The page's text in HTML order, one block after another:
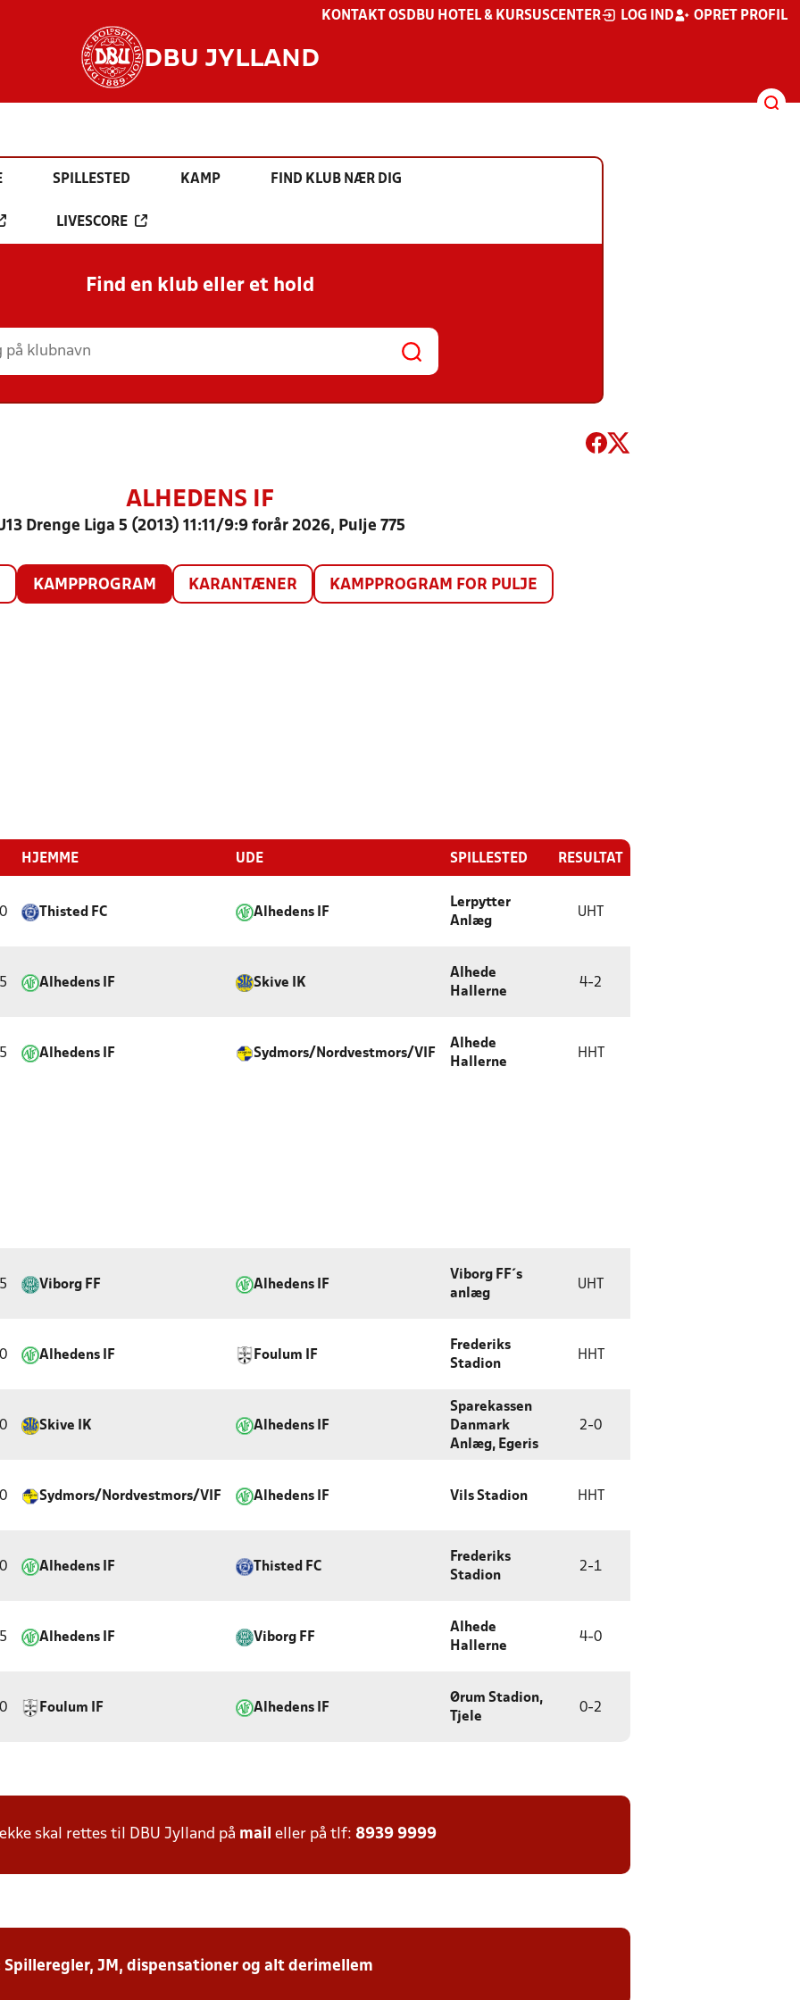
KONTAKT OS DBU HOTEL & KURSUSCENTER LOG IND OPRET PROFIL
DBU JYLLAND
SPILLESTED KAMP FIND KLUB NÆR DIG
LIVESCORE
Find en klub eller et hold
ALHEDENS IF
Drenge Liga 5 (2013) 11:11/9:9 forår 2026, Pulje 775
KAMPPROGRAM KARANTÆNER KAMPPROGRAM FOR PULJE
HJEMME UDE SPILLESTED RESULTAT
Thisted FC Alhedens IF
Lerpytter
Anlæg
UHT
Alhedens IF Skive IK
Alhede
Hallerne
4-2
Alhedens IF Sydmors/Nordvestmors/VIF
Alhede
Hallerne
HHT
Viborg FF Alhedens IF
Viborg FF´s
anlæg
UHT
Alhedens IF Foulum IF
Frederiks
Stadion
HHT
Skive IK Alhedens IF
Sparekassen
Danmark
Anlæg, Egeris
2-0
Sydmors/Nordvestmors/VIF Alhedens IF Vils Stadion HHT
Alhedens IF Thisted FC
Frederiks
Stadion
2-1
Alhedens IF Viborg FF
Alhede
Hallerne
4-0
Foulum IF Alhedens IF
Ørum Stadion,
Tjele
0-2
skal rettes til DBU Jylland på mail eller på tlf: 8939 9999
JM, dispensationer og alt derimellem